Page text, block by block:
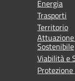
Energia
Trasporti
Territorio
Sostenibile
Viabilità e